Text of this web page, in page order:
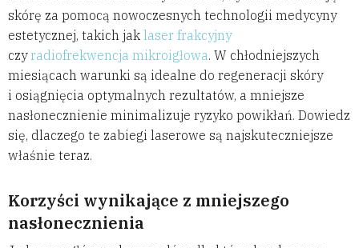
skórę za pomocą nowoczesnych technologii medycyny
estetycznej, takich jak laser frakcyjny
czyradiofrekwencja mikroigłowa. W chłodniejszych
miesiącach warunki są idealne do regeneracji skóry
i osiągnięcia optymalnych rezultatów, a mniejsze
nasłonecznienie minimalizuje ryzyko powikłań. Dowiedz
się, dlaczego te zabiegi laserowe są najskuteczniejsze
właśnie teraz.
Korzyści wynikające z mniejszego
nasłonecznienia